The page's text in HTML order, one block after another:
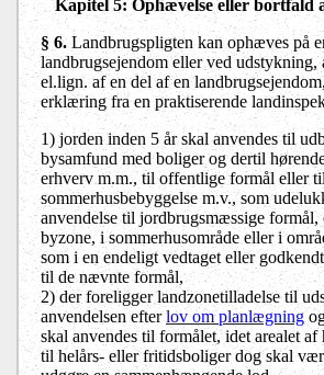
Kapitel 5: Ophævelse eller bortfald
§ 6. Landbrugspligten kan ophæves på
landbrugsejendom eller ved udstykning,
el.lign. af en del af en
erklæring fra en praktiserende
1) jorden inden 5 år skal anvendes til
bysamfund med boliger og dertil
erhverv m.m., til offentlige formål eller
sommerhusbebyggelse m.v., som
anvendelse til jordbrugsmæssige
byzone, i sommerhusområde eller i
som i en endeligt vedtaget eller
til de nævnte formål,
2) der foreligger landzonetilladelse til
anvendelsen efterlov om planlægning
skal anvendes til formålet, idet arealet af
til helårs- eller fritidsboliger dog skal